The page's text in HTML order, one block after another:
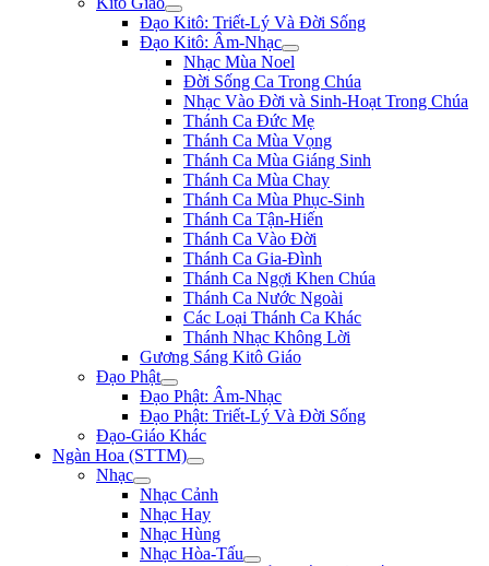
Đạo Kitô: Triết-Lý Và Đời Sống
Đạo Kitô: Âm-Nhạc
Nhạc Mùa Noel
Đời Sống Ca Trong Chúa
Nhạc Vào Đời và Sinh-Hoạt Trong Chúa
Thánh Ca Đức Mẹ
Thánh Ca Mùa Vọng
Thánh Ca Mùa Giáng Sinh
Thánh Ca Mùa Chay
Thánh Ca Mùa Phục-Sinh
Thánh Ca Tận-Hiến
Thánh Ca Vào Đời
Thánh Ca Gia-Đình
Thánh Ca Ngợi Khen Chúa
Thánh Ca Nước Ngoài
Các Loại Thánh Ca Khác
Thánh Nhạc Không Lời
Gương Sáng Kitô Giáo
Đạo Phật
Đạo Phật: Âm-Nhạc
Đạo Phật: Triết-Lý Và Đời Sống
Đạo-Giáo Khác
Ngàn Hoa (STTM)
Nhạc
Nhạc Cảnh
Nhạc Hay
Nhạc Hùng
Nhạc Hòa-Tấu